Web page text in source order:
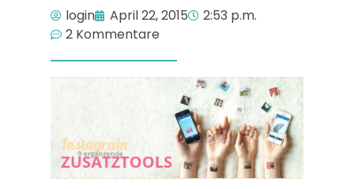
login April 22, 2015
2:53 p.m.
2 Kommentare